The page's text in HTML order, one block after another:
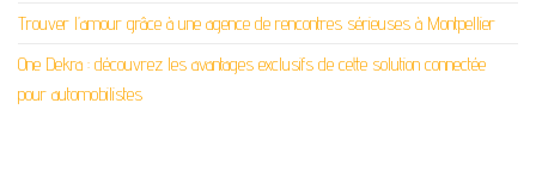
Trouver l’amour grâce à une agence de rencontres sérieuses à Montpellier
One Dekra : découvrez les avantages exclusifs de cette solution connectée
pour automobilistes